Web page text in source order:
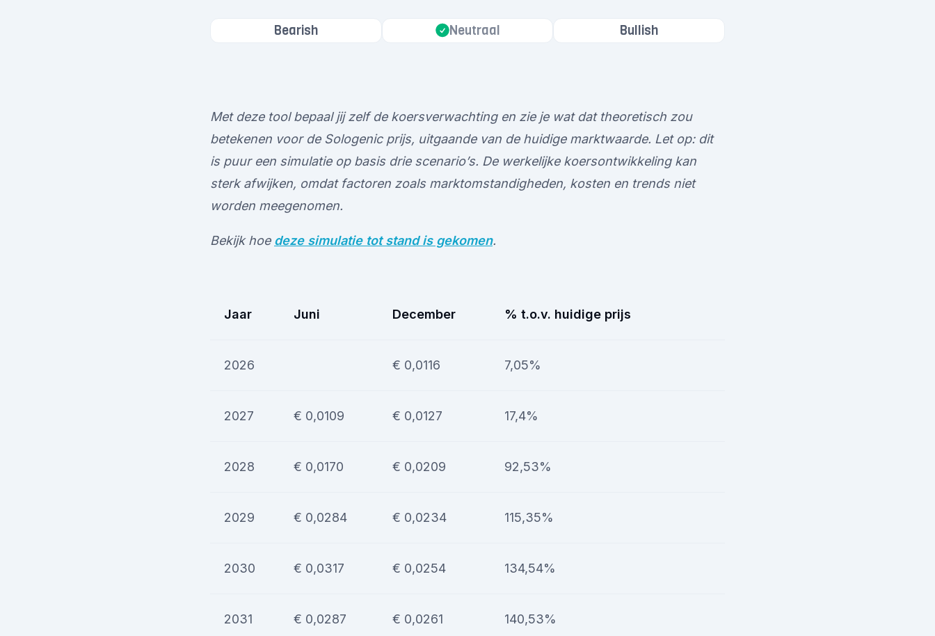
Bearish Neutraal Bullish
Met deze tool bepaal jij zelf de koersverwachting en zie je wat dat theoretisch zou
betekenen voor de Sologenic prijs, uitgaande van de huidige marktwaarde. Let op: dit
is puur een simulatie op basis drie scenario’s. De werkelijke koersontwikkeling kan
sterk afwijken, omdat factoren zoals marktomstandigheden, kosten en trends niet
worden meegenomen.
Bekijk hoe deze simulatie tot stand is gekomen.
Jaar Juni December % t.o.v. huidige prijs
2026 € 0,0116 7,05%
2027 € 0,0109 € 0,0127 17,4%
2028 € 0,0170 € 0,0209 92,53%
2029 € 0,0284 € 0,0234 115,35%
2030 € 0,0317 € 0,0254 134,54%
2031 € 0,0287 € 0,0261 140,53%